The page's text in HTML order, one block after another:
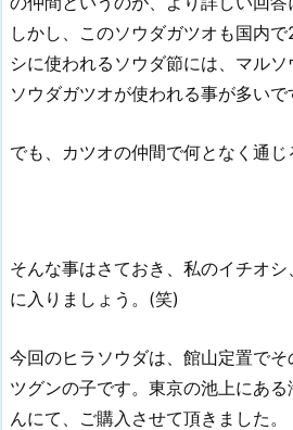
しかし、このソウダガツオも国内
シに使われるソウダ節には、マル
ソウダガツオが使われる事が多いで
でも、カツオの仲間で何となく通
そんな事はさておき、私のイチオ
に入りましょう。(笑)
今回のヒラソウダは、館山定置で
ツグンの子です。東京の池上にあ
んにて、ご購入させて頂きました。